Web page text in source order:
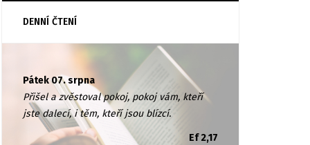
DENNÍ ČTENÍ
Pátek 07. srpna
Přišel a zvěstoval pokoj, pokoj vám, kteří
jste dalecí, i těm, kteří jsou blízcí.
Ef 2,17